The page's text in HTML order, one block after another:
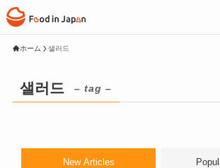
ホーム 샐러드
샐러드 – tag –
New Articles